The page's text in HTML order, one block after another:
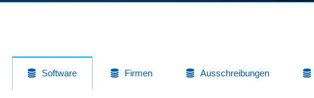
Software Firmen Ausschreibungen